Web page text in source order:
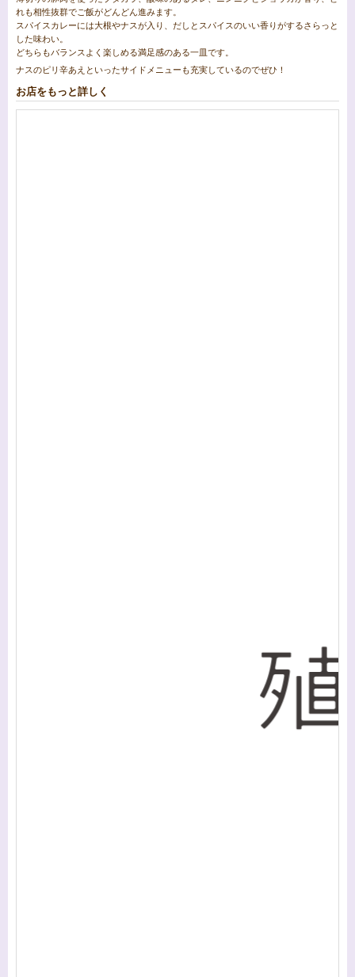
れも相性抜群でご飯がどんどん進みます。
スパイスカレーには大根やナスが入り、だしとスパイスのいい香りがするさらっと
した味わい。
どちらもバランスよく楽しめる満足感のある一皿です。
ナスのピリ辛あえといったサイドメニューも充実しているのでぜひ！
お店をもっと詳しく